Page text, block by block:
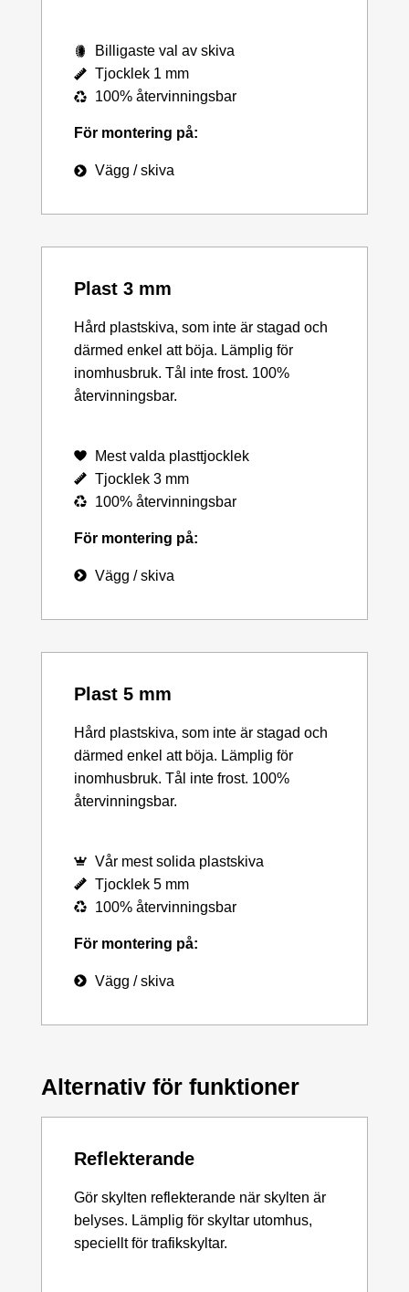
Billigaste val av skiva
Tjocklek 1 mm
100% återvinningsbar
För montering på:
Vägg / skiva
Plast 3 mm
Hård plastskiva, som inte är stagad och
därmed enkel att böja. Lämplig för
inomhusbruk. Tål inte frost. 100%
återvinningsbar.
Mest valda plasttjocklek
Tjocklek 3 mm
100% återvinningsbar
För montering på:
Vägg / skiva
Plast 5 mm
Hård plastskiva, som inte är stagad och
därmed enkel att böja. Lämplig för
inomhusbruk. Tål inte frost. 100%
återvinningsbar.
Vår mest solida plastskiva
Tjocklek 5 mm
100% återvinningsbar
För montering på:
Vägg / skiva
Alternativ för funktioner
Reflekterande
Gör skylten reflekterande när skylten är
belyses. Lämplig för skyltar utomhus,
speciellt för trafikskyltar.